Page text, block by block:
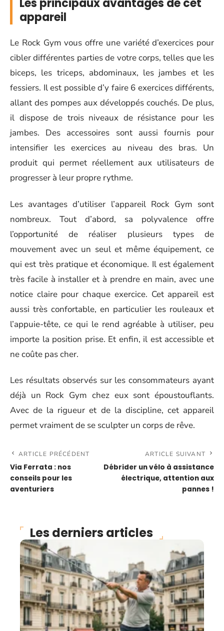
appareil
Le Rock Gym vous offre une variété d’exercices pour
cibler différentes parties de votre corps, telles que les
biceps, les triceps, abdominaux, les jambes et les
fessiers. Il est possible d’y faire 6 exercices différents,
allant des pompes aux développés couchés. De plus,
il dispose de trois niveaux de résistance pour les
jambes. Des accessoires sont aussi fournis pour
intensifier les exercices au niveau des bras. Un
produit qui permet réellement aux utilisateurs de
progresser à leur propre rythme.
Les avantages d’utiliser l’appareil Rock Gym sont
nombreux. Tout d’abord, sa polyvalence offre
l’opportunité de réaliser plusieurs types de
mouvement avec un seul et même équipement, ce
qui est très pratique et économique. Il est également
très facile à installer et à prendre en main, avec une
notice claire pour chaque exercice. Cet appareil est
aussi très confortable, en particulier les rouleaux et
l’appuie-tête, ce qui le rend agréable à utiliser, peu
importe la position prise. Et enfin, il est accessible et
ne coûte pas cher.
Les résultats observés sur les consommateurs ayant
déjà un Rock Gym chez eux sont époustouflants.
Avec de la rigueur et de la discipline, cet appareil
permet vraiment de se sculpter un corps de rêve.
ARTICLE PRÉCÉDENT
Via Ferrata : nos
conseils pour les
aventuriers
ARTICLE SUIVANT
Débrider un vélo à assistance
électrique, attention aux
pannes !
Les derniers articles